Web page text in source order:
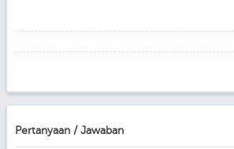
Pertanyaan / Jawaban